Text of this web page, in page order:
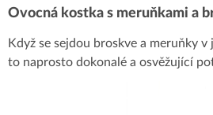
Ovocná kostka s meruňkami a
Když se sejdou broskve a meruňky
to naprosto dokonalé a osvěžující